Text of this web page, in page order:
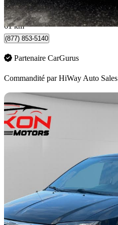
185 $/mois env.
Vaughan, ON
61 km
(877) 853-5140
Partenaire CarGurus
Commandité parHiWay Auto Sales